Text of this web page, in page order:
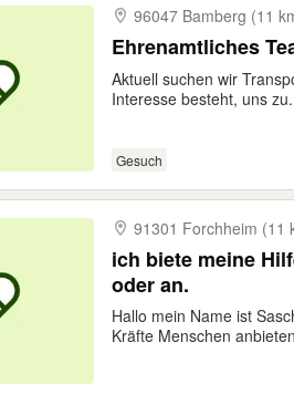
96047 Bamberg (11
Ehrenamtliches
Aktuell suchen wir
Interesse besteht, uns
Gesuch
91301 Forchheim (11
ich biete meine Hilfe im
oder an.
Hallo mein Name ist
Kräfte Menschen